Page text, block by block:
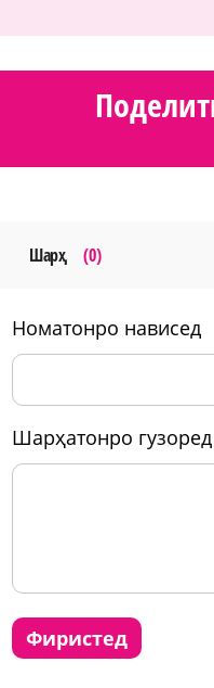
Шарҳ (0)
номатонро нависед
шарҳатонро гузоред
фиристед